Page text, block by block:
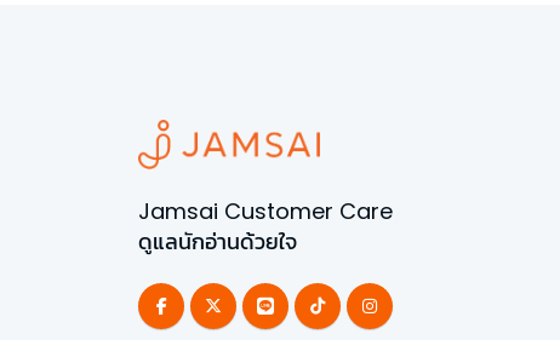
Jamsai Customer Care
ดูแลนักอ่านด้วยใจ